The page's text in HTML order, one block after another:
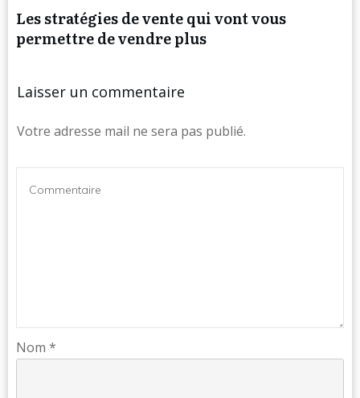
Les stratégies de vente qui vont vous
permettre de vendre plus
Laisser un commentaire
Votre adresse mail ne sera pas publié.
Nom *